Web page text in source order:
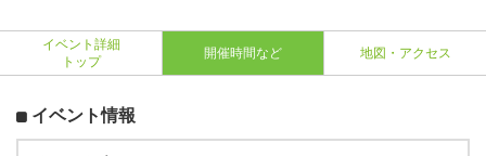
イベント詳細
トップ
開催時間など 地図・アクセス
イベント情報